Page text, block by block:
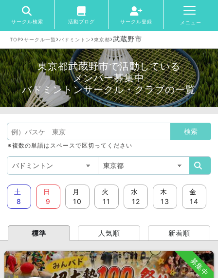
サークル検索 活動ブログ サークル登録 メニュー
TOP›サークル一覧 › バドミントン ›東京都›武蔵野市
東京都武蔵野市で活動している
メンバー募集中
バドミントンサークル・クラブの一覧
※複数の単語はスペースで区切ってください
土
8
日
9
月
10
火
11
水
12
木
13
金
14
標準 人気順 新着順
募集中